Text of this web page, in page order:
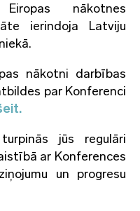
nākotnes
ierindoja Latviju
nākotni darbības
par Konferenci
jūs regulāri
ar Konferences
un progresu